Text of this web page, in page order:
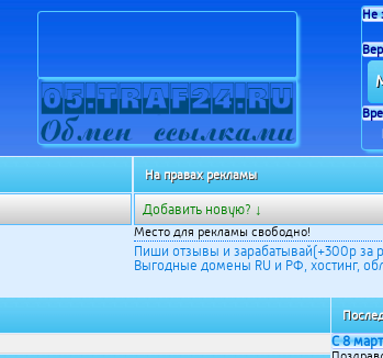
Не
На правах рекламы
Добавить новую? ↓
Место для рекламы свободно!
Пиши отзывы и зарабатывай(+300р за
Выгодные домены RU и РФ, хостинг,
С 8